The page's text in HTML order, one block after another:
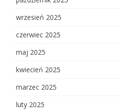
wrzesień 2025
czerwiec 2025
maj 2025
kwiecień 2025
marzec 2025
luty 2025